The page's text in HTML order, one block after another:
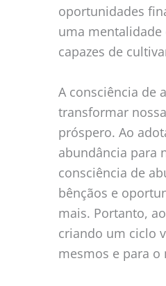
oportunidades
uma
capazes de
A consciência de
transformar
próspero. Ao
abundância para
consciência de
bênçãos e
mais. Portanto,
criando um ciclo
mesmos e para